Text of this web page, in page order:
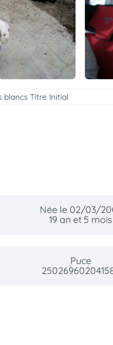
blancs Titre Initial
Née le 02/03/
19 an et 5 mois
Puce